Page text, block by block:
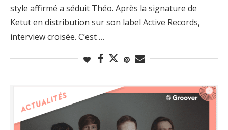
style affirmé a séduit Théo. Après la signature de
Ketut en distribution sur son label Active Records,
interview croisée. C’est …